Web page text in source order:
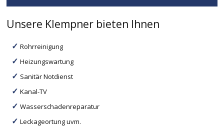
Unsere Klempner bieten Ihnen
Rohrreinigung
Heizungswartung
Sanitär Notdienst
Kanal-TV
Wasserschadenreparatur
Leckageortung uvm.